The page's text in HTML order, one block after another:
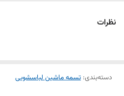
نظرات
دسته‌بندی: تسمه ماشین لباسشویی